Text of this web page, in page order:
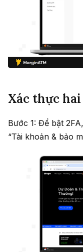
Xác thực
Bước 1: Để bật
“Tài khoản & bảo